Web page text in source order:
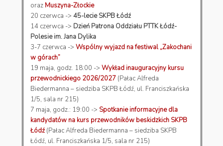
oraz Muszyna-Złockie
20 czerwca ->45-lecie SKPB Łódź
14 czerwca -> Dzień Patrona Oddziału PTTK Łódź-
Polesie im. Jana Dylika
3-7 czerwca ->Wspólny wyjazd na festiwal „Zakochani
w górach”
19 maja, godz. 18:00 ->Wykład inauguracyjny kursu
przewodnickiego 2026/2027 (Pałac Alfreda
Biedermanna – siedziba SKPB Łódź, ul. Franciszkańska
1/5, sala nr 215)
7 maja, godz.: 19:00 -> Spotkanie informacyjne dla
kandydatów na kurs przewodników beskidzkich SKPB
Łódź (Pałac Alfreda Biedermanna – siedziba SKPB
Łódź, ul. Franciszkańska 1/5, sala nr 215)